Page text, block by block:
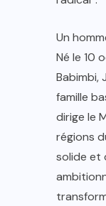
Un
Né le 10
Babimbi,
famille
dirige le
régions
solide et